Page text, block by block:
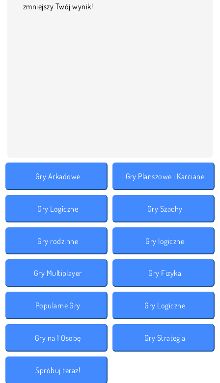
zmniejszy Twój wynik!
Gry Arkadowe Gry Planszowe i Karciane
Gry Logiczne Gry Szachy
Gry rodzinne Gry logiczne
Gry Multiplayer Gry Fizyka
Popularne Gry Gry Logiczne
Gry na 1 Osobę Gry Strategia
Spróbuj teraz!